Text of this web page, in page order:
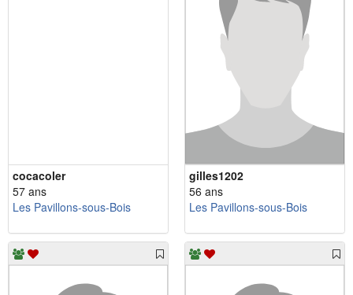
cocacoler
57 ans
Les Pavillons-sous-Bois
gilles1202
56 ans
Les Pavillons-sous-Bois